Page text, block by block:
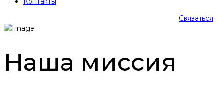
Связаться
Наша миссия